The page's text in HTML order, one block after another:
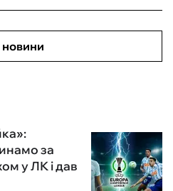
новини
за
у ЛК і дав